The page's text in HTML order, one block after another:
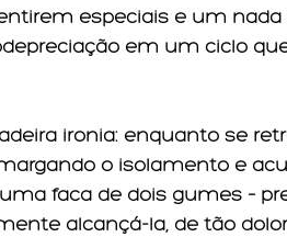
especiais e um
em um ciclo
ironia: enquanto se
o isolamento e
faca de dois gumes –
alcançá-la, de tão